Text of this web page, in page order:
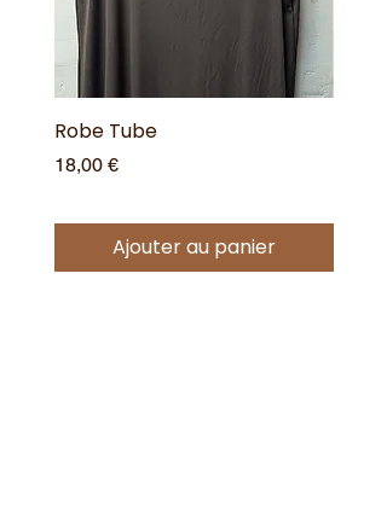
Robe Tube
Prix
18,00 €
Ajouter au panier